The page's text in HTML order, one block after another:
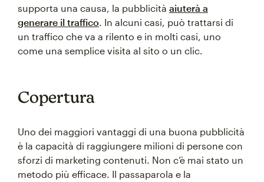
supporta una causa, la pubblicità aiuterà a
generare il traffico. In alcuni casi, può trattarsi di
un traffico che va a rilento e in molti casi, uno
come una semplice visita al sito o un clic.
Copertura
Uno dei maggiori vantaggi di una buona pubblicità
è la capacità di raggiungere milioni di persone con
sforzi di marketing contenuti. Non c’è mai stato un
metodo più efficace. Il passaparola e la